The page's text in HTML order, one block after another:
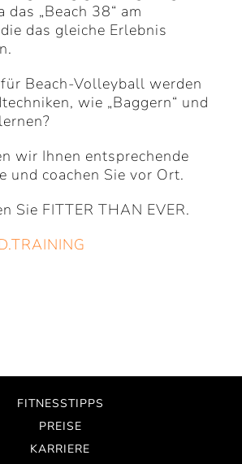
„Beach 38“ am
das gleiche Erlebnis
Beach-Volleyball werden
wie „Baggern“ und
wir Ihnen entsprechende
und coachen Sie vor Ort.
Sie FITTER THAN EVER.
FITNESSTIPPS
PREISE
KARRIERE